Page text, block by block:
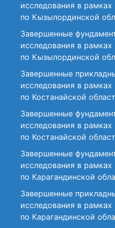
исследования в
по Кызылординской
Завершенные
исследования в
по Кызылординской
Завершенные
исследования в
по Костанайской
Завершенные
исследования в
по Костанайской
Завершенные
исследования в
по Карагандинской
Завершенные
исследования в
по Карагандинской